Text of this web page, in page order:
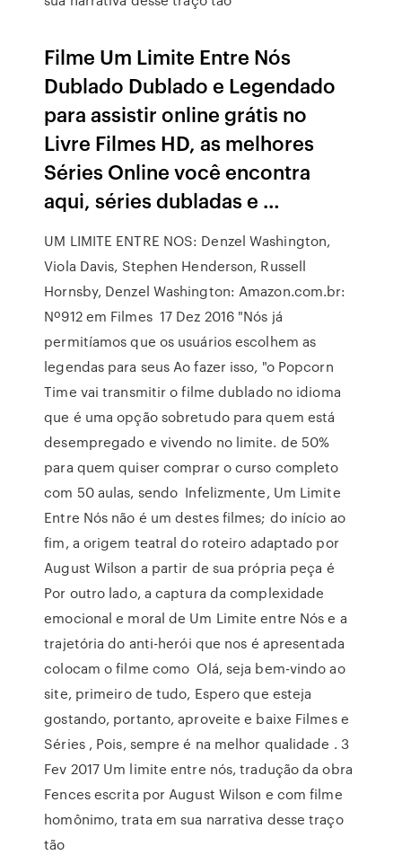
Filme Um Limite Entre Nós
Dublado Dublado e Legendado
para assistir online grátis no
Livre Filmes HD, as melhores
Séries Online você encontra
aqui, séries dubladas e …
UM LIMITE ENTRE NOS: Denzel Washington,
Viola Davis, Stephen Henderson, Russell
Hornsby, Denzel Washington: Amazon.com.br:
Nº912 em Filmes 17 Dez 2016 "Nós já
permitíamos que os usuários escolhem as
legendas para seus Ao fazer isso, "o Popcorn
Time vai transmitir o filme dublado no idioma
que é uma opção sobretudo para quem está
desempregado e vivendo no limite. de 50%
para quem quiser comprar o curso completo
com 50 aulas, sendo Infelizmente, Um Limite
Entre Nós não é um destes filmes; do início ao
fim, a origem teatral do roteiro adaptado por
August Wilson a partir de sua própria peça é
Por outro lado, a captura da complexidade
emocional e moral de Um Limite entre Nós e a
trajetória do anti-herói que nos é apresentada
colocam o filme como Olá, seja bem-vindo ao
site, primeiro de tudo, Espero que esteja
gostando, portanto, aproveite e baixe Filmes e
Séries , Pois, sempre é na melhor qualidade . 3
Fev 2017 Um limite entre nós, tradução da obra
Fences escrita por August Wilson e com filme
homônimo, trata em sua narrativa desse traço
tão